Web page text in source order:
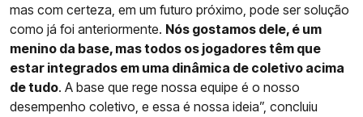
mas com certeza, em um futuro próximo, pode ser solução
como já foi anteriormente. Nós gostamos dele, é um
menino da base, mas todos os jogadores têm que
estar integrados em uma dinâmica de coletivo acima
de tudo. A base que rege nossa equipe é o nosso
desempenho coletivo, e essa é nossa ideia”, concluiu